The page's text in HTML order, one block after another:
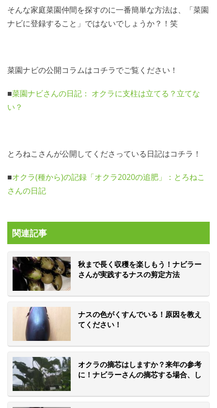
そんな家庭菜園仲間を探すのに一番簡単な方法は、「菜園
ナビに登録すること」ではないでしょうか？！笑
菜園ナビの公開コラムはコチラでご覧ください！
■菜園ナビさんの日記： オクラに支柱は立てる？立てな
い？
とろねこさんが公開してくださっている日記はコチラ！
■オクラ(種から)の記録「オクラ2020の追肥」：とろねこ
さんの日記
関連記事
秋まで長く収穫を楽しもう！ナビラー
さんが実践するナスの剪定方法
ナスの色がくすんでいる！原因を教え
てください！
オクラの摘芯はしますか？来年の参考
に！ナビラーさんの摘芯する場合、し